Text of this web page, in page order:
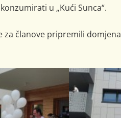
u „Kući Sunca“.
članove pripremili